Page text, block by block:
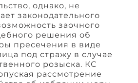
однако, не
законодательного
заочного
решения об
пресечения в виде
под стражу в случае
розыска. КС
рассмотрение